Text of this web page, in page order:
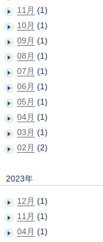
11月 (1)
10月 (1)
09月 (1)
08月 (1)
07月 (1)
06月 (1)
05月 (1)
04月 (1)
03月 (1)
02月 (2)
2023年
12月 (1)
11月 (1)
04月 (1)